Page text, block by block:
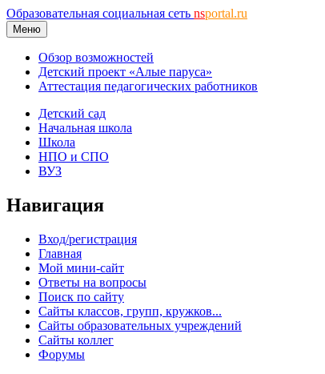
Образовательная социальная сеть nsportal.ru
Меню
Обзор возможностей
Детский проект «Алые паруса»
Аттестация педагогических работников
Детский сад
Начальная школа
Школа
НПО и СПО
ВУЗ
Навигация
Вход/регистрация
Главная
Мой мини-сайт
Ответы на вопросы
Поиск по сайту
Сайты классов, групп, кружков...
Сайты образовательных учреждений
Сайты коллег
Форумы